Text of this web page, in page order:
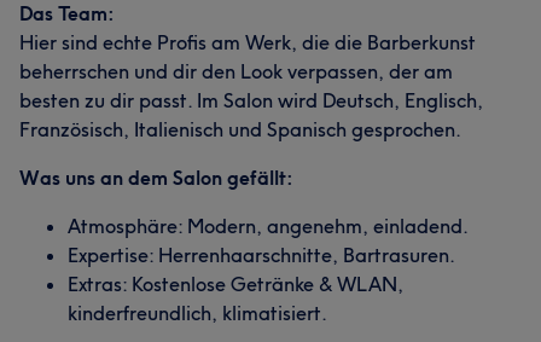
Das Team:
Hier sind echte Profis am Werk, die die Barberkunst
beherrschen und dir den Look verpassen, der am
besten zu dir passt. Im Salon wird Deutsch, Englisch,
Französisch, Italienisch und Spanisch gesprochen.
Was uns an dem Salon gefällt:
Atmosphäre: Modern, angenehm, einladend.
Expertise: Herrenhaarschnitte, Bartrasuren.
Extras: Kostenlose Getränke & WLAN,
kinderfreundlich, klimatisiert.